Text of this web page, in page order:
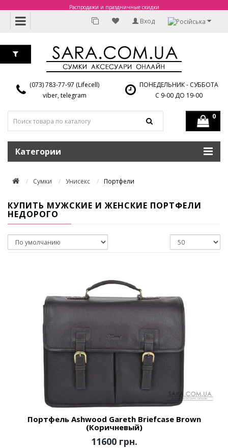
Распродажи и праздничные скидки
Вход
(073) 783-77-97 (Lifecell)
viber, telegram
ПОНЕДЕЛЬНИК - СУББОТА
С 9-00 ДО 19-00
0
Категории
Сумки Унисекс Портфели
КУПИТЬ МУЖСКИЕ И ЖЕНСКИЕ ПОРТФЕЛИ
НЕДОРОГО
Портфель Ashwood Gareth Briefcase Brown
(Коричневый)
11600 грн.